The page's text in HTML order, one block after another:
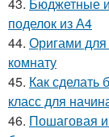
43. Бюджетные
поделок из А4
44. Оригами для
комнату
45. Как
класс для
46. Пошаговая